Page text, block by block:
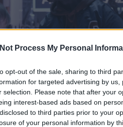
Process My Personal
opt-out of the sale, sharing to third
for targeted advertising by
selection. Please note that after your
interest-based ads based on
to third parties prior to your
of your personal information by